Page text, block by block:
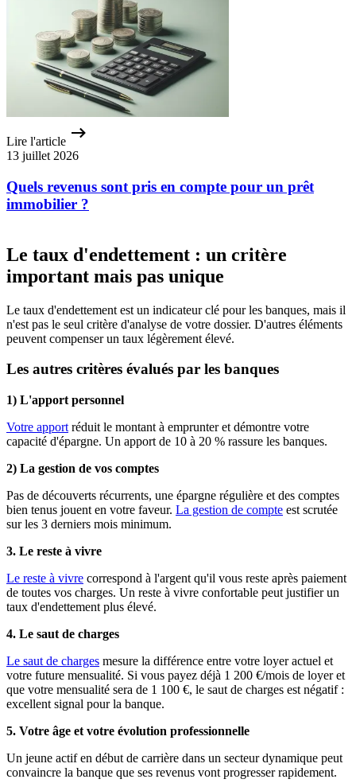
Lire l'article
13 juillet 2026
Quels revenus sont pris en compte pour un prêt
immobilier ?
Le taux d'endettement : un critère
important mais pas unique
Le taux d'endettement est un indicateur clé pour les banques, mais il
n'est pas le seul critère d'analyse de votre dossier. D'autres éléments
peuvent compenser un taux légèrement élevé.
Les autres critères évalués par les banques
1) L'apport personnel
Votre apport réduit le montant à emprunter et démontre votre
capacité d'épargne. Un apport de 10 à 20 % rassure les banques.
2) La gestion de vos comptes
Pas de découverts récurrents, une épargne régulière et des comptes
bien tenus jouent en votre faveur. La gestion de compte est scrutée
sur les 3 derniers mois minimum.
3. Le reste à vivre
Le reste à vivre correspond à l'argent qu'il vous reste après paiement
de toutes vos charges. Un reste à vivre confortable peut justifier un
taux d'endettement plus élevé.
4. Le saut de charges
Le saut de charges mesure la différence entre votre loyer actuel et
votre future mensualité. Si vous payez déjà 1 200 €/mois de loyer et
que votre mensualité sera de 1 100 €, le saut de charges est négatif :
excellent signal pour la banque.
5. Votre âge et votre évolution professionnelle
Un jeune actif en début de carrière dans un secteur dynamique peut
convaincre la banque que ses revenus vont progresser rapidement.